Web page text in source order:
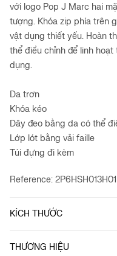
với logo Pop J Marc hai
tượng. Khóa zip phía trên
vật dụng thiết yếu. Hoàn
thể điều chỉnh để linh
dụng.
Da trơn
Khóa kéo
Dây đeo bằng da có thể
Lớp lót bằng vải faille
Túi đựng đi kèm
Reference: 2P6HSH013H01
KÍCH THƯỚC
THƯƠNG HIỆU